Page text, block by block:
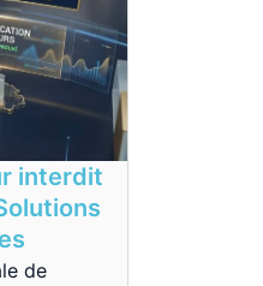
interdit
de